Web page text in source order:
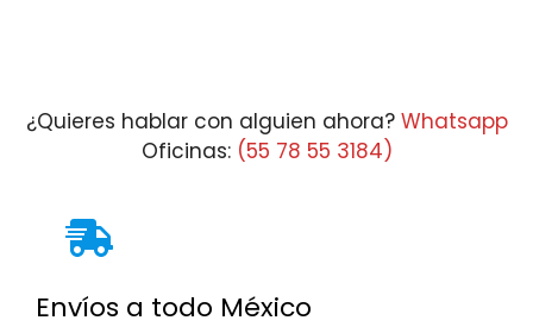
¿Quieres hablar con alguien ahora? Whatsapp
Oficinas: (55 78 55 3184)
Envíos a todo México